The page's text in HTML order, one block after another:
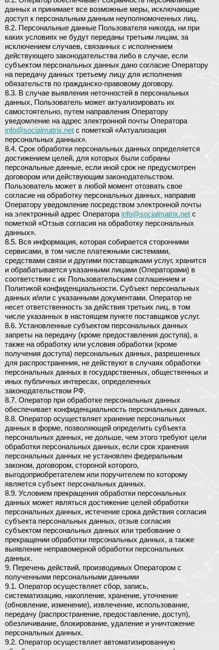
данных и принимает все возможные меры, исключающие
доступ к персональным данным неуполномоченных лиц.
8.2. Персональные данные Пользователя никогда, ни при
каких условиях не будут переданы третьим лицам, за
исключением случаев, связанных с исполнением
действующего законодательства либо в случае, если
субъектом персональных данных дано согласие Оператору
на передачу данных третьему лицу для исполнения
обязательств по гражданско-правовому договору.
8.3. В случае выявления неточностей в персональных
данных, Пользователь может актуализировать их
самостоятельно, путем направления Оператору
уведомление на адрес электронной почты Оператора
info@socialmatrix.net с пометкой «Актуализация
персональных данных».
8.4. Срок обработки персональных данных определяется
достижением целей, для которых были собраны
персональные данные, если иной срок не предусмотрен
договором или действующим законодательством.
Пользователь может в любой момент отозвать свое
согласие на обработку персональных данных, направив
Оператору уведомление посредством электронной почты
на электронный адрес Оператора info@socialmatrix.net с
пометкой «Отзыв согласия на обработку персональных
данных».
8.5. Вся информация, которая собирается сторонними
сервисами, в том числе платежными системами,
средствами связи и другими поставщиками услуг, хранится
и обрабатывается указанными лицами (Операторами) в
соответствии с их Пользовательским соглашением и
Политикой конфиденциальности. Субъект персональных
данных и/или с указанными документами. Оператор не
несет ответственность за действия третьих лиц, в том
числе указанных в настоящем пункте поставщиков услуг.
8.6. Установленные субъектом персональных данных
запреты на передачу (кроме предоставления доступа), а
также на обработку или условия обработки (кроме
получения доступа) персональных данных, разрешенных
для распространения, не действуют в случаях обработки
персональных данных в государственных, общественных и
иных публичных интересах, определенных
законодательством РФ.
8.7. Оператор при обработке персональных данных
обеспечивает конфиденциальность персональных данных.
8.8. Оператор осуществляет хранение персональных
данных в форме, позволяющей определить субъекта
персональных данных, не дольше, чем этого требуют цели
обработки персональных данных, если срок хранения
персональных данных не установлен федеральным
законом, договором, стороной которого,
выгодоприобретателем или поручителем по которому
является субъект персональных данных.
8.9. Условием прекращения обработки персональных
данных может являться достижение целей обработки
персональных данных, истечение срока действия согласия
субъекта персональных данных, отзыв согласия
субъектом персональных данных или требование о
прекращении обработки персональных данных, а также
выявление неправомерной обработки персональных
данных.
9. Перечень действий, производимых Оператором с
полученными персональными данными
9.1. Оператор осуществляет сбор, запись,
систематизацию, накопление, хранение, уточнение
(обновление, изменение), извлечение, использование,
передачу (распространение, предоставление, доступ),
обезличивание, блокирование, удаление и уничтожение
персональных данных.
9.2. Оператор осуществляет автоматизированную